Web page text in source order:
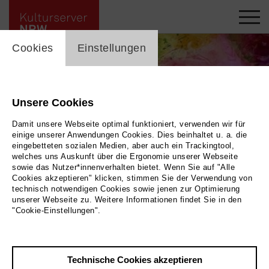
Blumenkraft
Übersicht
cookie_layer
Cookies Einstellungen
Unsere Cookies
Damit unsere Webseite optimal funktioniert, verwenden wir für
einige unserer Anwendungen Cookies. Dies beinhaltet u. a. die
eingebetteten sozialen Medien, aber auch ein Trackingtool,
welches uns Auskunft über die Ergonomie unserer Webseite
sowie das Nutzer*innenverhalten bietet. Wenn Sie auf "Alle
Cookies akzeptieren" klicken, stimmen Sie der Verwendung von
technisch notwendigen Cookies sowie jenen zur Optimierung
unserer Webseite zu. Weitere Informationen findet Sie in den
"Cookie-Einstellungen".
Technische Cookies akzeptieren